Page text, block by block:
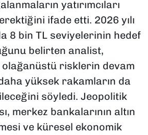
yatırımcıları
ifade etti. 2026 yılı
8 bin TL seviyelerinin hedef
belirten analist,
risklerin devam
yüksek rakamların da
söyledi. Jeopolitik
merkez bankalarının altın
ve küresel ekonomik